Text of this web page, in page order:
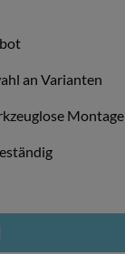
an Varianten
Montage